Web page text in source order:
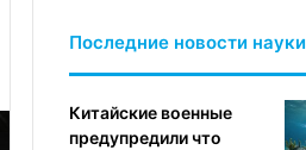
Последние новости науки
Китайские военные
предупредили что